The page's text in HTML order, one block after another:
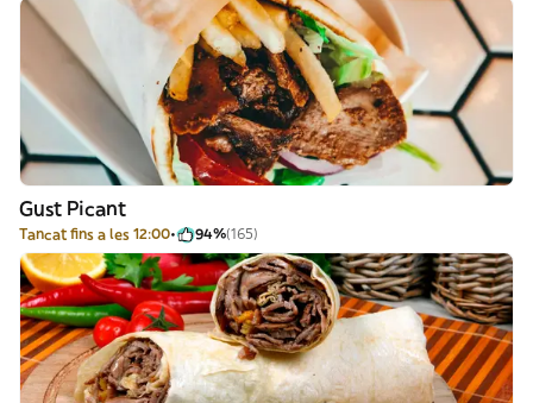
Gust Picant
Tancat fins a les 12:00 94%(165)